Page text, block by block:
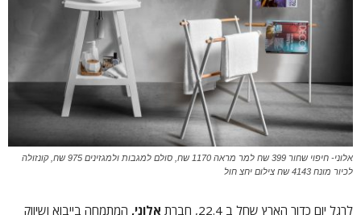
אלוני- חיפוי שחור 399 שח למר מראה 1170 שח, סולם למגבות ולמגזינים 975 שח, קונזולה
לכיור מונח 4143 שח צילום יחצ חול
לרגל יום כדור הארץ שחל ב 22.4, חברת אלוני, המתמחה בייבוא ושיווק